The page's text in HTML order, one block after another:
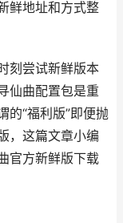
鲜地址和方式整
刻尝试新鲜版本
仙曲配置包是重
的“福利版”即便抛
，这篇文章小编
官方新鲜版下载